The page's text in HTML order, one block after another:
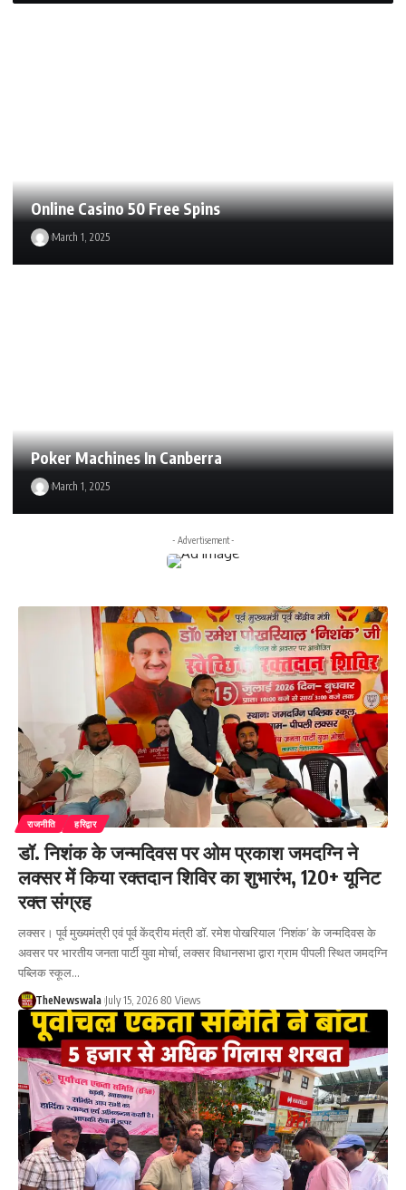
Online Casino 50 Free Spins
March 1, 2025
Poker Machines In Canberra
March 1, 2025
- Advertisement -
राजनीति हरिद्वार
डॉ. निशंक के जन्मदिवस पर ओम प्रकाश जमदग्नि ने
लक्सर में किया रक्तदान शिविर का शुभारंभ, 120+ यूनिट
रक्त संग्रह
लक्सर। पूर्व मुख्यमंत्री एवं पूर्व केंद्रीय मंत्री डॉ. रमेश पोखरियाल ‘निशंक’ के जन्मदिवस के
अवसर पर भारतीय जनता पार्टी युवा मोर्चा, लक्सर विधानसभा द्वारा ग्राम पीपली स्थित जमदग्नि
पब्लिक स्कूल…
TheNewswala July 15, 2026 80 Views